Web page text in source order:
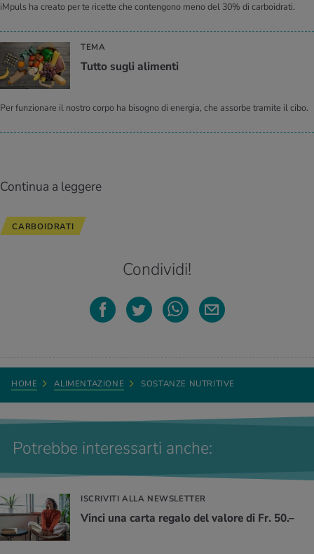
iMpuls ha creato per te ricette che contengono meno del 30% di carboidrati.
TEMA
Tutto sugli ali­men­ti
Per funzionare il nostro corpo ha bisogno di energia, che assorbe tramite il cibo.
Continua a leggere
CARBOIDRATI
Condividi!
HOME ALIMENTAZIONE SOSTANZE NUTRITIVE
Potrebbe interessarti anche:
ISCRIVITI ALLA NEWSLETTER
Vinci una carta regalo del valore di Fr. 50.–